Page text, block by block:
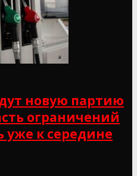
новую партию
ограничений
уже к середине